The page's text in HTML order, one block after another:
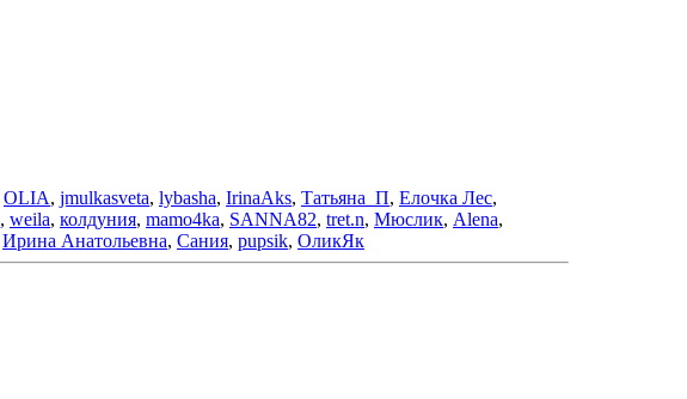
OLIA, jmulkasveta, lybasha, IrinaAks, Татьяна_П, Елочка Лес,
, weila, колдуния, mamo4ka, SANNA82, tret.n, Мюслик, Alena,
Ирина Анатольевна, Сания, pupsik, ОликЯк